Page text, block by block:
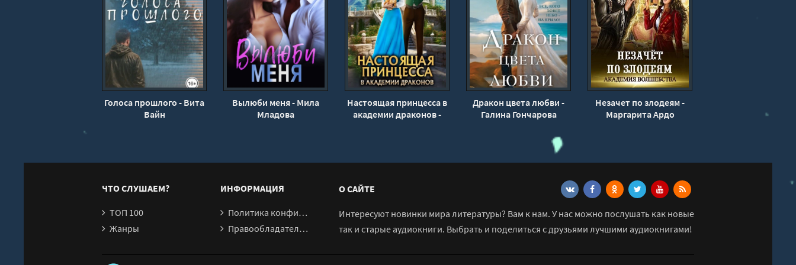
Голоса прошлого - Вита
Вайн
Вылюби меня - Мила
Младова
Настоящая принцесса в
академии драконов -
Дракон цвета любви -
Галина Гончарова
Незачет по злодеям -
Маргарита Ардо
ЧТО СЛУШАЕМ?
ТОП 100
Жанры
ИНФОРМАЦИЯ
Политика конфиденциальности
Правообладателям
О САЙТЕ
Интересуют новинки мира литературы? Вам к нам. У нас можно послушать как новые
так и старые аудиокниги. Выбрать и поделиться с друзьями лучшими аудиокнигами!